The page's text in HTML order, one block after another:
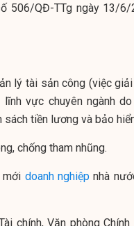
506/QĐ-TTg ngày 13/
lý tài sản công (việc
vực chuyên ngành
tiền lương và bảo
chống tham nhũng.
mới doanh nghiệp nhà
chính, Văn phòng Chính